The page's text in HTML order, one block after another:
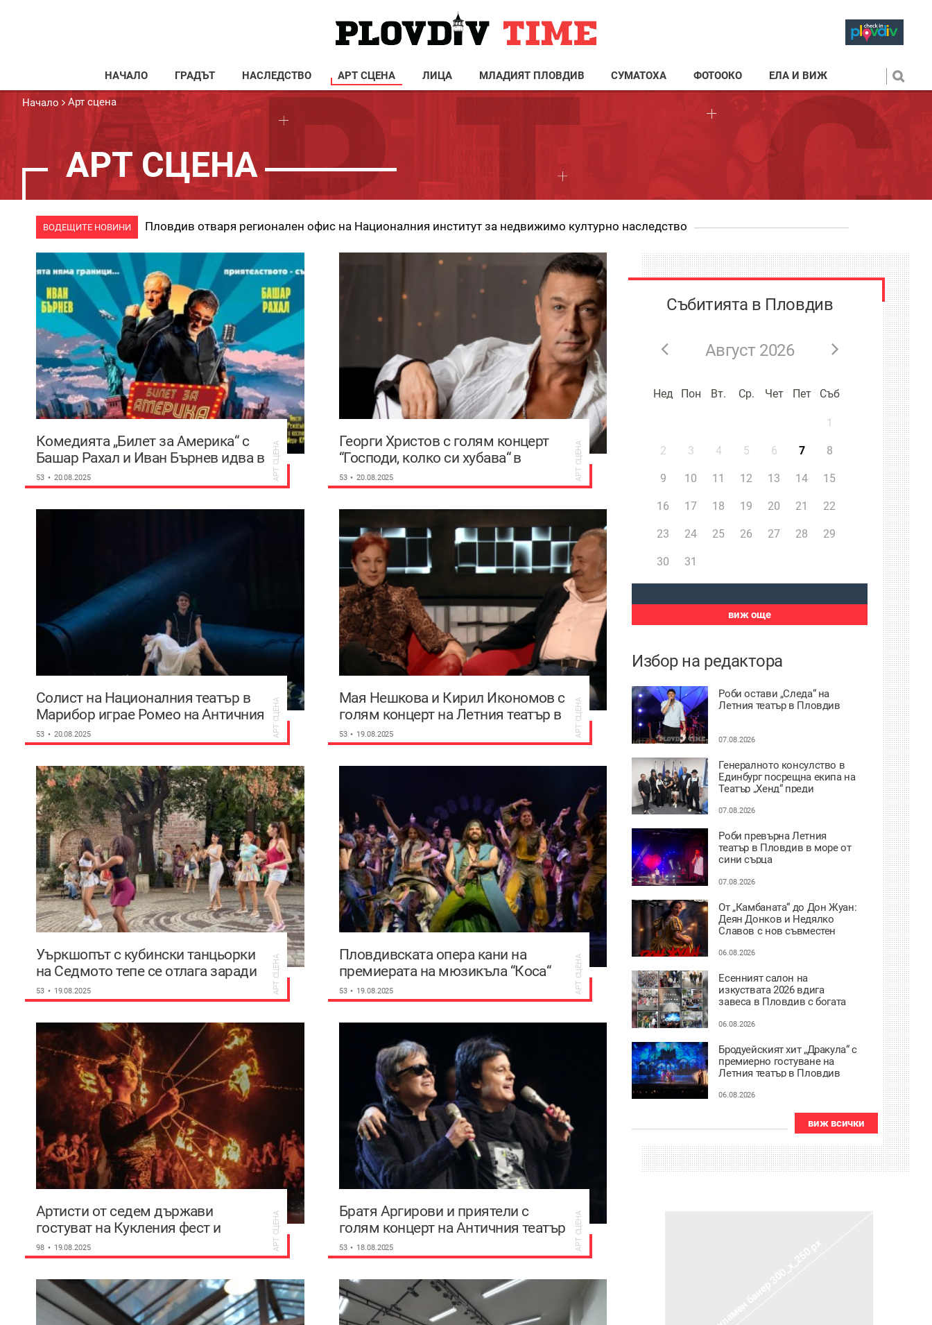
НАЧАЛО ГРАДЪТ НАСЛЕДСТВО АРТ СЦЕНА ЛИЦА МЛАДИЯТ ПЛОВДИВ СУМАТОХА ФОТООКО ЕЛА И ВИЖ
Начало Арт сцена
АРТ СЦЕНА
ВОДЕЩИТЕ НОВИНИ Пловдив отваря регионален офис на Националния институт за недвижимо културно наследство
Комедията „Билет за Америка“ с
Башар Рахал и Иван Бърнев идва в
Пловдив
53 20.08.2025 АРТ СЦЕНА
Георги Христов с голям концерт
“Господи, колко си хубава“ в
Пловдив
53 20.08.2025 АРТ СЦЕНА
Солист на Националния театър в
Марибор играе Ромео на Античния
театър
53 20.08.2025 АРТ СЦЕНА
Мая Нешкова и Кирил Икономов с
голям концерт на Летния театър в
Пловдив
53 19.08.2025 АРТ СЦЕНА
Уъркшопът с кубински танцьорки
на Седмото тепе се отлага заради
дъжда
53 19.08.2025 АРТ СЦЕНА
Пловдивската опера кани на
премиерата на мюзикъла “Коса“
53 19.08.2025 АРТ СЦЕНА
Артисти от седем държави
гостуват на Кукления фест и
TheatAir в Пловдив
98 19.08.2025 АРТ СЦЕНА
Братя Аргирови и приятели с
голям концерт на Античния театър
53 18.08.2025 АРТ СЦЕНА
Събитията в Пловдив
Август 2026
Нед Пон Вт. Ср. Чет Пет Съб
1
2 3 4 5 6 7 8
9 10 11 12 13 14 15
16 17 18 19 20 21 22
23 24 25 26 27 28 29
30 31
виж още
Избор на редактора
Роби остави „Следа“ на
Летния театър в Пловдив
07.08.2026
Генералното консулство в
Единбург посрещна екипа на
Театър „Хенд“ преди
световния Edinburgh Festival
07.08.2026
Роби превърна Летния
театър в Пловдив в море от
сини сърца
07.08.2026
От „Камбаната“ до Дон Жуан:
Деян Донков и Недялко
Славов с нов съвместен
06.08.2026
Есенният салон на
изкуствата 2026 вдига
завеса в Пловдив с богата
06.08.2026
Бродуейският хит „Дракула“ с
премиерно гостуване на
Летния театър в Пловдив
06.08.2026
виж всички